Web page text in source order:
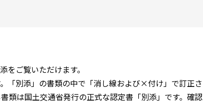
をご覧いただけます。
「別添」の書類の中で「消し線および×付け」で訂正さ
類は国土交通省発行の正式な認定書「別添」です。確認